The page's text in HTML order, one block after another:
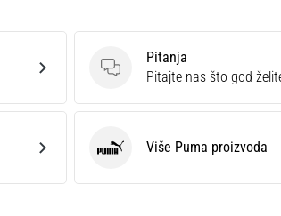
Pitanja
Pitanja
Pitajte nas što god
Puma Više Puma proizvoda